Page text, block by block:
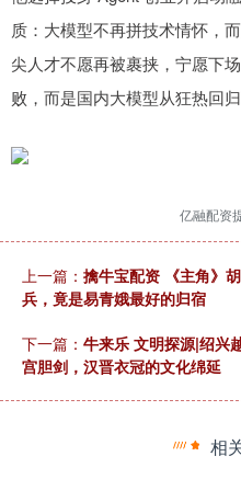
质：大模型不再拼技术情怀，
尖人才不愿再被裹挟，宁愿下
败，而是国内大模型从狂热回归
亿融配资
上一篇： 擒牛宝配资 《主角》
兵，竟是易青娥最好的归宿
下一篇： 牛来乐 文明探源|绍兴
宫胆剑，汉晋衣冠的文化绵延
相